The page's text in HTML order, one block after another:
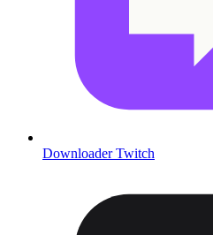
Downloader Twitch